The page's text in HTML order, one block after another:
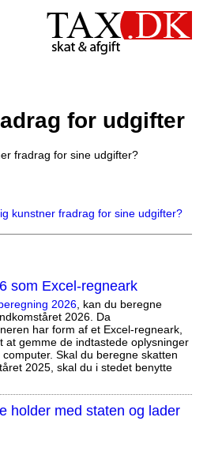
for udgifter
fradrag for sine udgifter?
kunstner fradrag for sine udgifter?
som Excel-regneark
2026, kan du beregne
2026. Da
har form af et Excel-regneark,
at gemme de indtastede oplysninger
Skal du beregne skatten
2025, skal du i stedet benytte
holder med staten og lader